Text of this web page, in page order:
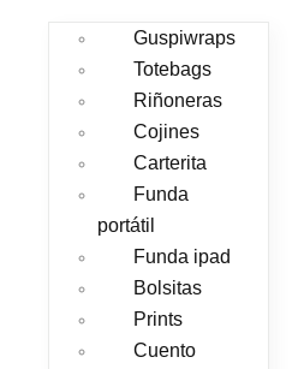
Guspiwraps
Totebags
Riñoneras
Cojines
Carterita
Funda
portátil
Funda ipad
Bolsitas
Prints
Cuento